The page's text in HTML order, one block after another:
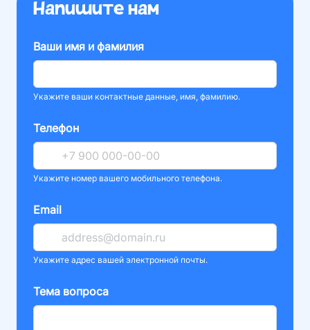
Напишите нам
Ваши имя и фамилия
Укажите ваши контактные данные, имя, фамилию.
Телефон
Укажите номер вашего мобильного телефона.
Email
Укажите адрес вашей электронной почты.
Тема вопроса